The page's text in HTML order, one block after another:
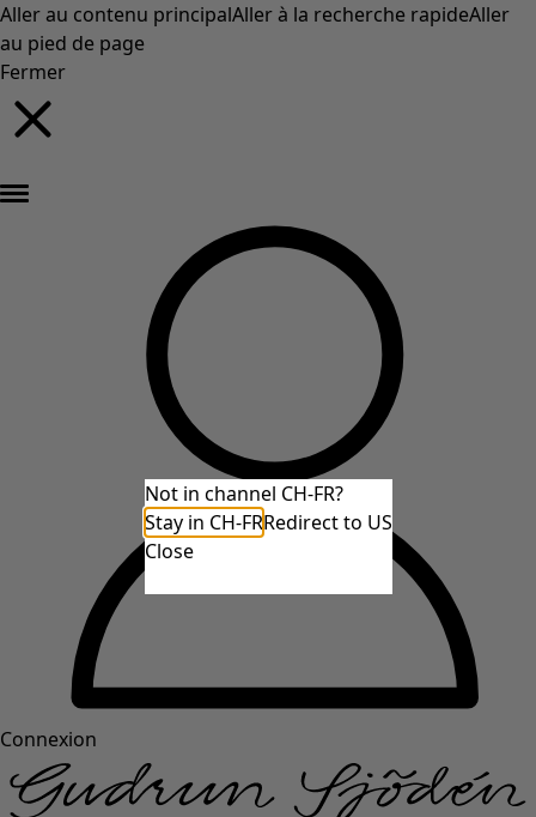
Aller au contenu principalAller à la recherche rapideAller
au pied de page
Fermer
Connexion
Not in channel CH-FR?
Stay in CH-FRRedirect to US
Close